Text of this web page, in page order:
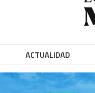
ACTUALIDAD